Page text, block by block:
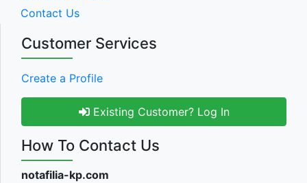
Contact Us
Customer Services
Create a Profile
Existing Customer? Log In
How To Contact Us
notafilia-kp.com